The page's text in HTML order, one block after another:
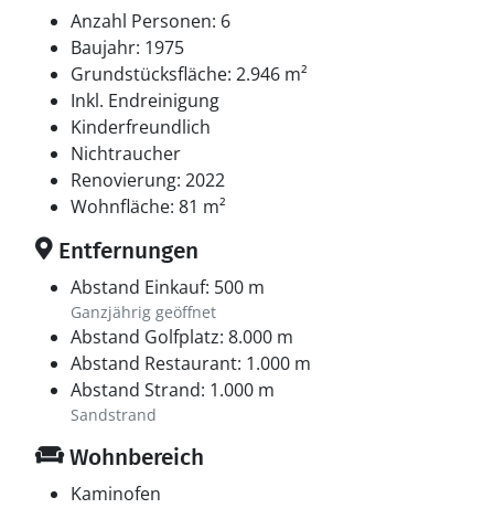
Anzahl Personen: 6
Baujahr: 1975
Grundstücksfläche: 2.946 m²
Inkl. Endreinigung
Kinderfreundlich
Nichtraucher
Renovierung: 2022
Wohnfläche: 81 m²
Entfernungen
Abstand Einkauf: 500 m
Ganzjährig geöffnet
Abstand Golfplatz: 8.000 m
Abstand Restaurant: 1.000 m
Abstand Strand: 1.000 m
Sandstrand
Wohnbereich
Kaminofen